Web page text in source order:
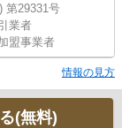
第29331号
業者
盟事業者
情報の見方
(無料)